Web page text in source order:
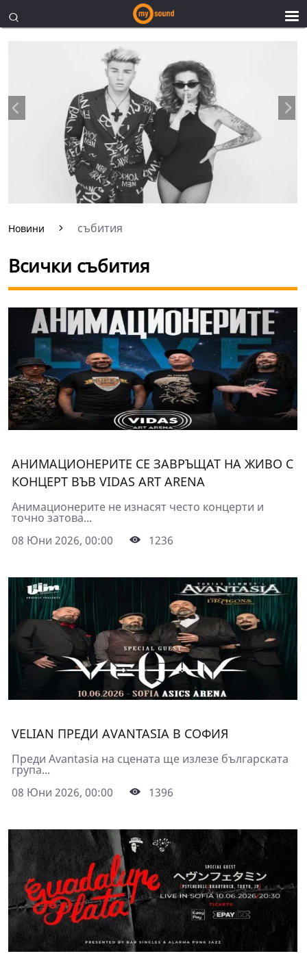
Новини събития
Всички събития
АНИМАЦИОНЕРИТЕ СЕ ЗАВРЪЩАТ НА ЖИВО С
КОНЦЕРТ ВЪВ VIDAS ART ARENA
Анимационерите не изнасят често концерти и
точно затова...
08 Юни 2026, 00:00
1236
VELIAN ПРЕДИ AVANTASIA В СОФИЯ
Преди Avantasia на сцената ще излезе българската
група...
08 Юни 2026, 00:00
1396